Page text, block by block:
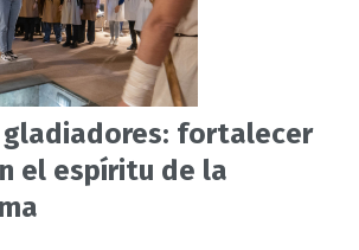
gladiadores: fortalecer
el espíritu de la